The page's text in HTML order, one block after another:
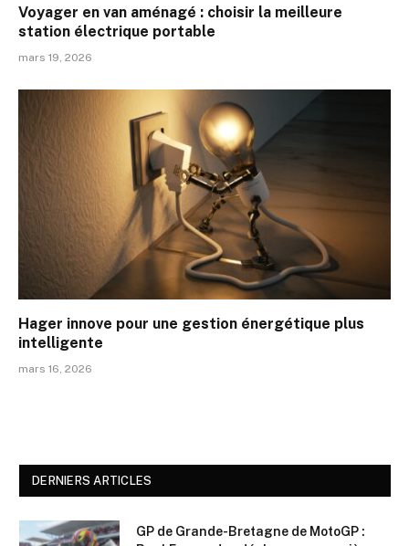
Voyager en van aménagé : choisir la meilleure
station électrique portable
mars 19, 2026
Hager innove pour une gestion énergétique plus
intelligente
mars 16, 2026
DERNIERS ARTICLES
GP de Grande-Bretagne de MotoGP :